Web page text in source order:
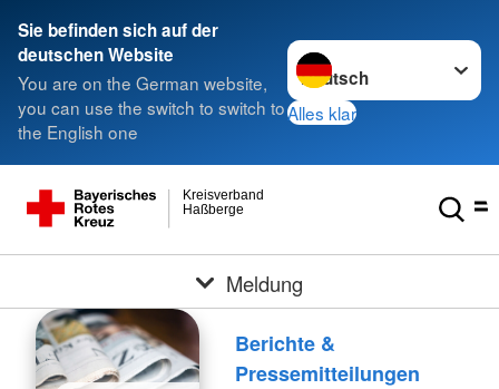
Sie befinden sich auf der
deutschen Website
You are on the German website,
you can use the switch to switch to
the English one
Sprache wechseln zu
Alles klar
Haßberge
Kreisverband
Meldung
Berichte &
Pressemitteilungen